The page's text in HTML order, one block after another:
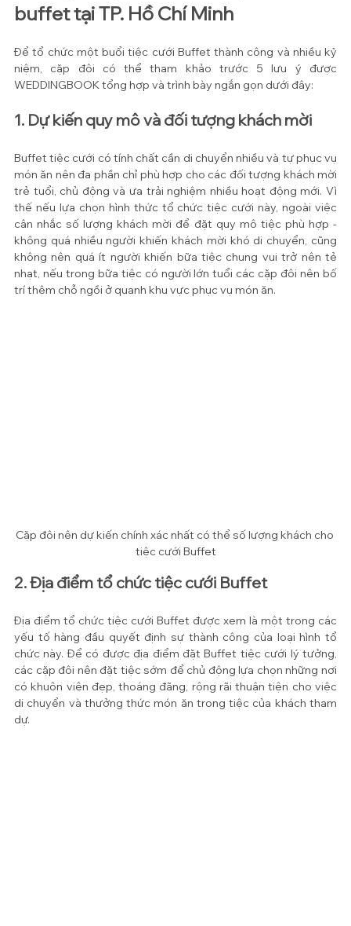
buffet tại TP. Hồ Chí Minh
Để tổ chức một buổi tiệc cưới Buffet thành công và nhiều kỷ
niệm, cặp đôi có thể tham khảo trước 5 lưu ý được
WEDDINGBOOK tổng hợp và trình bày ngắn gọn dưới đây:
1. Dự kiến quy mô và đối tượng khách mời
Buffet tiệc cưới có tính chất cần di chuyển nhiều và tự phục vụ
món ăn nên đa phần chỉ phù hợp cho các đối tượng khách mời
trẻ tuổi, chủ động và ưa trải nghiệm nhiều hoạt động mới. Vì
thế nếu lựa chọn hình thức tổ chức tiệc cưới này, ngoài việc
cân nhắc số lượng khách mời để đặt quy mô tiệc phù hợp -
không quá nhiều người khiến khách mời khó di chuyển, cũng
không nên quá ít người khiến bữa tiệc chung vui trở nên tẻ
nhạt, nếu trong bữa tiệc có người lớn tuổi các cặp đôi nên bố
trí thêm chỗ ngồi ở quanh khu vực phục vụ món ăn.
Cặp đôi nên dự kiến chính xác nhất có thể số lượng khách cho
tiệc cưới Buffet
2. Địa điểm tổ chức tiệc cưới Buffet
Địa điểm tổ chức tiệc cưới Buffet được xem là một trong các
yếu tố hàng đầu quyết định sự thành công của loại hình tổ
chức này. Để có được địa điểm đặt Buffet tiệc cưới lý tưởng,
các cặp đôi nên đặt tiệc sớm để chủ động lựa chọn những nơi
có khuôn viên đẹp, thoáng đãng, rộng rãi thuận tiện cho việc
di chuyển và thưởng thức món ăn trong tiệc của khách tham
dự.